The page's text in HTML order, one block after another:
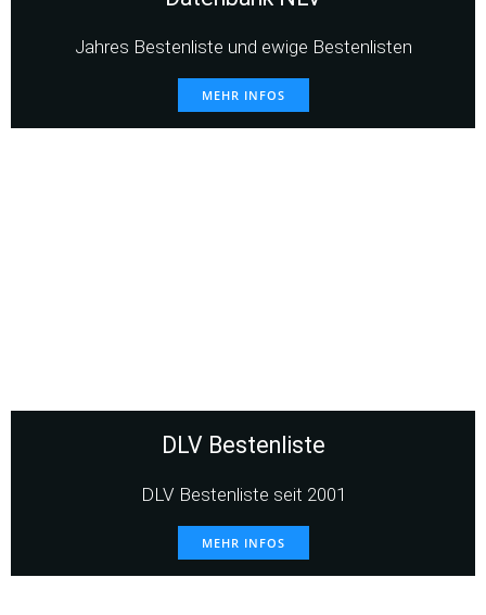
Jahres Bestenliste und ewige Bestenlisten
MEHR INFOS
DLV Bestenliste
DLV Bestenliste seit 2001
MEHR INFOS